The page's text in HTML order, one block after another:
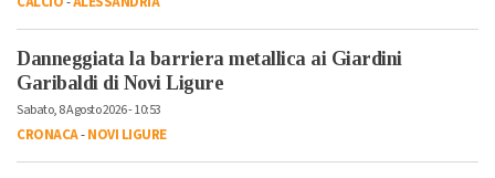
Danneggiata la barriera metallica ai Giardini
Garibaldi di Novi Ligure
Sabato, 8 Agosto 2026 - 10:53
CRONACA-NOVI LIGURE